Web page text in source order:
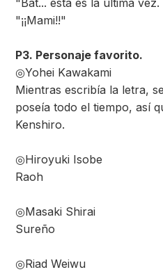
"Bat... esta es la última
"¡¡Mami!!"
P3. Personaje favorito.
◎Yohei Kawakami
Mientras escribía la letra,
poseía todo el tiempo, así
Kenshiro.
◎Hiroyuki Isobe
Raoh
◎Masaki Shirai
Sureño
◎Riad Weiwu